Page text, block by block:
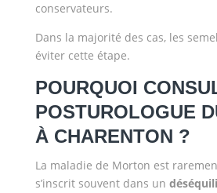
conservateurs.
Dans la majorité des cas, les
éviter cette étape.
POURQUOI
POSTUROLOGUE
À CHARENTON ?
La maladie de Morton est
s’inscrit souvent dans un